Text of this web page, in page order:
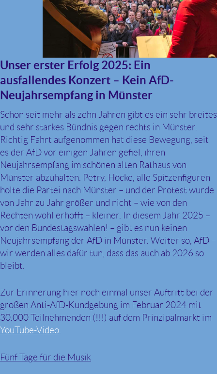
Unser erster Erfolg 2025: Ein
ausfallendes Konzert – Kein AfD-
Neujahrsempfang in Münster
Schon seit mehr als zehn Jahren gibt es ein sehr breites
und sehr starkes Bündnis gegen rechts in Münster.
Richtig Fahrt aufgenommen hat diese Bewegung, seit
es der AfD vor einigen Jahren gefiel, ihren
Neujahrsempfang im schönen alten Rathaus von
Münster abzuhalten. Petry, Höcke, alle Spitzenfiguren
holte die Partei nach Münster – und der Protest wurde
von Jahr zu Jahr größer und nicht – wie von den
Rechten wohl erhofft – kleiner. In diesem Jahr 2025 –
vor den Bundestagswahlen! – gibt es nun keinen
Neujahrsempfang der AfD in Münster. Weiter so, AfD –
wir werden alles dafür tun, dass das auch ab 2026 so
bleibt.
Zur Erinnerung hier noch einmal unser Auftritt bei der
großen Anti-AfD-Kundgebung im Februar 2024 mit
30.000 Teilnehmenden (!!!) auf dem Prinzipalmarkt im
YouTube-Video.
Fünf Tage für die Musik